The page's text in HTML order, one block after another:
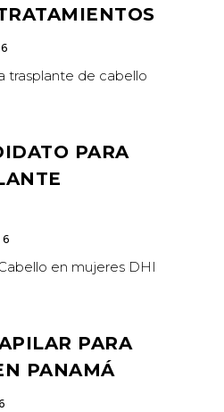
PARA
PARA
PANAMÁ